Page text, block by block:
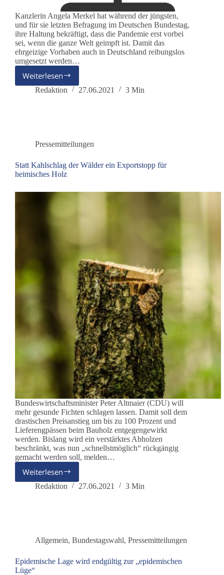
Kanzlerin Angela Merkel hat während der jüngsten,
und für sie letzten Befragung im Deutschen Bundestag,
ihre Haltung bekräftigt, dass die Pandemie erst vorbei
sei, wenn die ganze Welt geimpft ist. Damit das
ehrgeizige Vorhaben auch in Deutschland reibungslos
umgesetzt werden…
WeiterlesenTaschenspielertricks
bei
weiter
in
die
Grundrechte
ein
Redaktion 27.06.2021 3 Min
Pressemitteilungen
Statt Kahlschlag der Wälder ein Exportstopp für
heimisches Holz
Bundeswirtschaftsminister Peter Altmaier (CDU) will
mehr gesunde Fichten schlagen lassen. Damit soll dem
drastischen Preisanstieg um bis zu 100 Prozent und
Lieferengpässen beim Bauholz entgegengewirkt
werden. Bislang wird ein verstärktes Abholzen
beschränkt, was nun „schnellstmöglich“ rückgängig
gemacht werden soll, melden…
Weiterlesen
Statt
Kahlschlag
für
heimisches
Holz
Redaktion 27.06.2021 3 Min
Allgemein, Bundestagswahl, Pressemitteilungen
Epidemische Lage wird endgültig zur „epidemischen
Lüge“